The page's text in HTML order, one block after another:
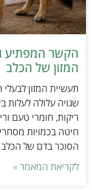
הקשר המפתיע
המזון של הכלב
תעשיית המזון
שגויה עלולה לעלות
ריקות, חומרי טעם
חיטה בכמויות
הסוכר בדם של הכלב
לקריאת המאמר »